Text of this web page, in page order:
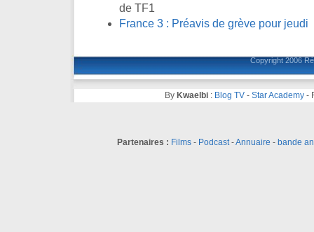
de TF1
France 3 : Préavis de grève pour jeudi
Copyright 2006
By Kwaelbi: Blog TV- Star Academy-
Partenaires : Films- Podcast-Annuaire - bande